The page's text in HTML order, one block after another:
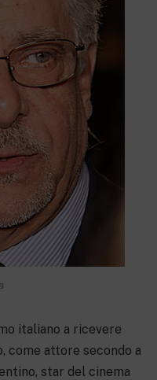
italiano a ricevere
come attore secondo a
star del cinema